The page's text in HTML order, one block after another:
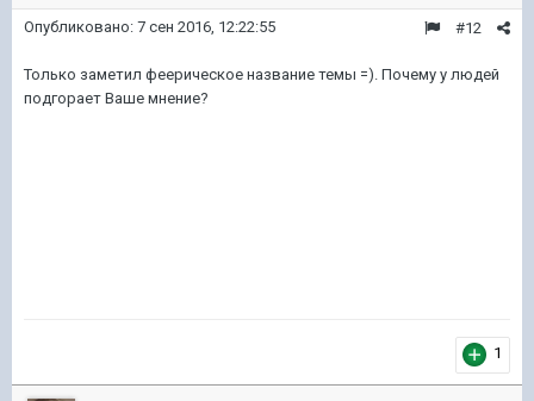
#12
Опубликовано: 7 сен 2016, 12:22:55
Только заметил феерическое название темы =). Почему у людей
подгорает Ваше мнение?
1